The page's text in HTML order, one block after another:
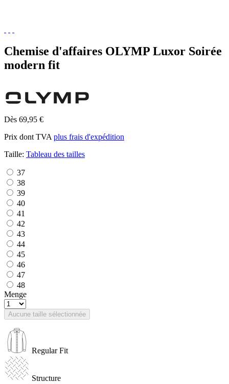
Chemise d'affaires OLYMP Luxor Soirée
modern fit
Dès 69,95 €
Prix dont TVA plus frais d'expédition
Taille: Tableau des tailles
37
38
39
40
41
42
43
44
45
46
47
48
Menge
Aucune taille sélectionnée
Regular Fit
Structure